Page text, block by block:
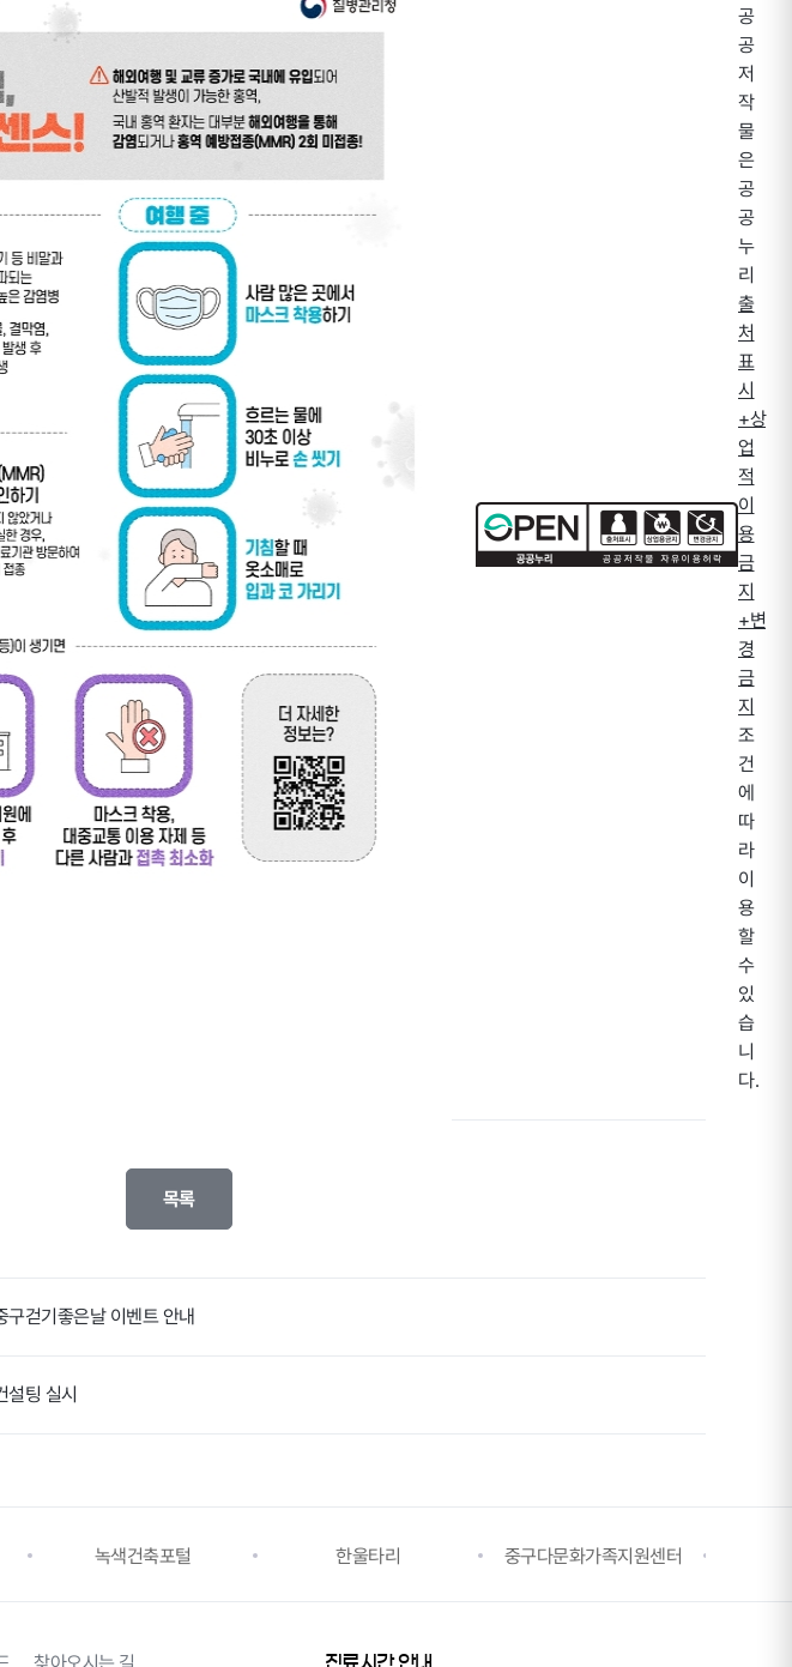
공
공
저
작
물
은
공
공
누
리
출
처
표
시
+상
업
적
이
용
금
지
+변
경
금
지
조
건
에
따
라
이
용
할
수
있
습
니
다.
목록
걷기좋은날 이벤트 안내
설팅 실시
녹색건축포털 한울타리 중구다문화가족지원센터
진료시간 안내